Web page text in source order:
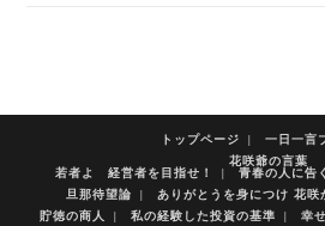
トップページ
一日一言
花咲爺の言葉
若者よ 経営者を目指せ！ 青春の人に告
旦那待望論
ありがとうを身につけ 花咲
貯徳の商人
私の経験した投資の基準 幸